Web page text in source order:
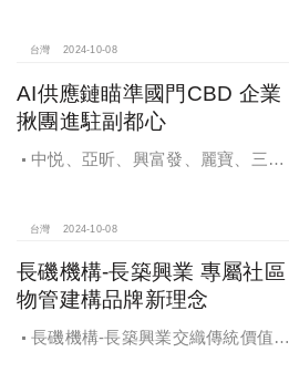
台灣 2024-10-08
AI供應鏈瞄準國門CBD 企業
揪團進駐副都心
中悦、亞昕、興富發、麗寶、三發
未來還陸續有超過7萬坪辦公樓面積新
台灣 2024-10-08
長磯機構-長築興業 專屬社區
物管建構品牌新理念
長磯機構-長築興業交織傳統價值與